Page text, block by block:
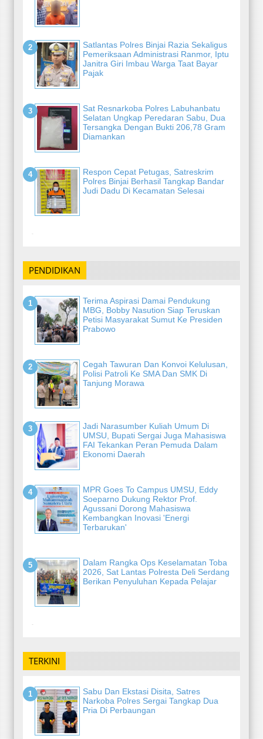
Satlantas Polres Binjai Razia Sekaligus
Pemeriksaan Administrasi Ranmor, Iptu
Janitra Giri Imbau Warga Taat Bayar
Pajak
Sat Resnarkoba Polres Labuhanbatu
Selatan Ungkap Peredaran Sabu, Dua
Tersangka Dengan Bukti 206,78 Gram
Diamankan
Respon Cepat Petugas, Satreskrim
Polres Binjai Berhasil Tangkap Bandar
Judi Dadu Di Kecamatan Selesai
-
PENDIDIKAN
Terima Aspirasi Damai Pendukung
MBG, Bobby Nasution Siap Teruskan
Petisi Masyarakat Sumut Ke Presiden
Prabowo
Cegah Tawuran Dan Konvoi Kelulusan,
Polisi Patroli Ke SMA Dan SMK Di
Tanjung Morawa
Jadi Narasumber Kuliah Umum Di
UMSU, Bupati Sergai Juga Mahasiswa
FAI Tekankan Peran Pemuda Dalam
Ekonomi Daerah
MPR Goes To Campus UMSU, Eddy
Soeparno Dukung Rektor Prof.
Agussani Dorong Mahasiswa
Kembangkan Inovasi 'Energi
Terbarukan'
Dalam Rangka Ops Keselamatan Toba
2026, Sat Lantas Polresta Deli Serdang
Berikan Penyuluhan Kepada Pelajar
-
TERKINI
Sabu Dan Ekstasi Disita, Satres
Narkoba Polres Sergai Tangkap Dua
Pria Di Perbaungan